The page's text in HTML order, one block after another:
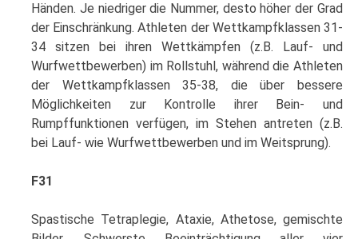
Händen. Je niedriger die Nummer, desto höher der Grad
der Einschränkung. Athleten der Wettkampfklassen 31-
34 sitzen bei ihren Wettkämpfen (z.B. Lauf- und
Wurfwettbewerben) im Rollstuhl, während die Athleten
der Wettkampfklassen 35-38, die über bessere
Möglichkeiten zur Kontrolle ihrer Bein- und
Rumpffunktionen verfügen, im Stehen antreten (z.B.
bei Lauf- wie Wurfwettbewerben und im Weitsprung).
F31
Spastische Tetraplegie, Ataxie, Athetose, gemischte